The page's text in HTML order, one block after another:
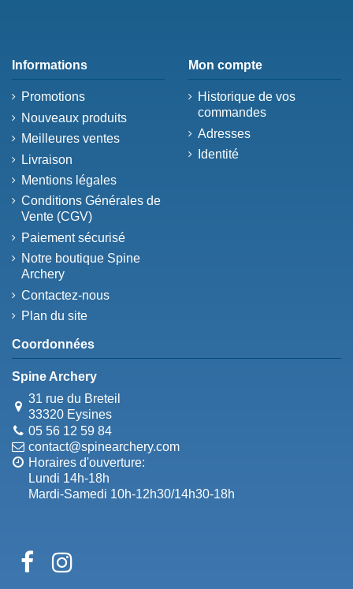
Informations
Promotions
Nouveaux produits
Meilleures ventes
Livraison
Mentions légales
Conditions Générales de
Vente (CGV)
Paiement sécurisé
Notre boutique Spine
Archery
Contactez-nous
Plan du site
Mon compte
Historique de vos
commandes
Adresses
Identité
Coordonnées
Spine Archery
31 rue du Breteil
33320 Eysines
05 56 12 59 84
contact@spinearchery.com
Horaires d'ouverture:
Lundi 14h-18h
Mardi-Samedi 10h-12h30/14h30-18h